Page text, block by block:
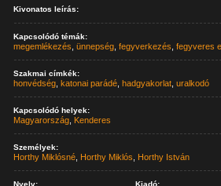
Kivonatos leírás:
Kapcsolódó témák:
megemlékezés ,ünnepség ,fegyverkezés ,fegyveres
Szakmai címkék:
honvédség ,katonai parádé ,hadgyakorlat ,uralkodó
Kapcsolódó helyek:
Magyarország Kenderes
Személyek:
Horthy Miklósné Horthy Miklós Horthy István
Nyelv: Kiadó: